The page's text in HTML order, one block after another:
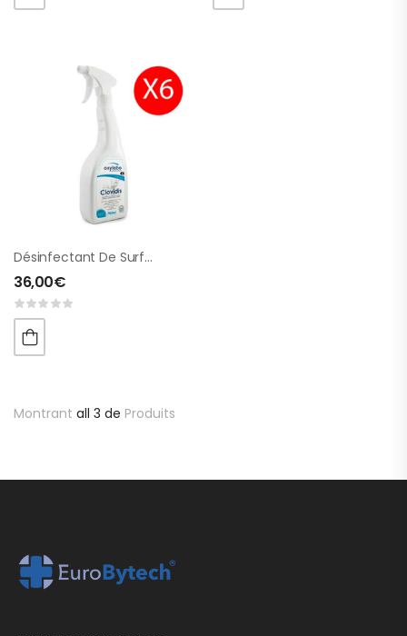
Désinfectant De Surfaces (sans Alcool) 6 Sprays
36,00€
Montrant all 3 de Produits